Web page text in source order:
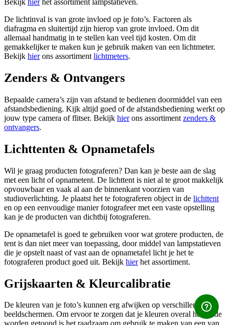
Bekijk hierhet assortiment lampstatieven.
De lichtinval is van grote invloed op je foto’s. Factoren als
diafragma en sluitertijd zijn hierop van grote invloed. Om dit
allemaal handmatig in te stellen kan veel tijd kosten. Om dit
gemakkelijker te maken kun je gebruik maken van een lichtmeter.
Bekijk hierons assortiment lichtmeters.
Zenders & Ontvangers
Bepaalde camera’s zijn van afstand te bedienen doormiddel van een
afstandsbediening. Kijk altijd goed of de afstandsbediening werkt op
jouw type camera of flitser. Bekijk hierons assortiment zenders &
ontvangers.
Lichttenten & Opnametafels
Wil je graag producten fotograferen? Dan kan je beste aan de slag
met een licht of opnametent. De lichttent is niet al te groot makkelijk
opvouwbaar en vaak al aan de binnenkant voorzien van
studioverlichting. Je plaatst het te fotograferen object in de lichttent
en op een eenvoudige manier fotografeer met een vaste opstelling
kan je de producten van dichtbij fotograferen.
De opnametafel is goed te gebruiken voor wat grotere producten, de
tent is dan niet meer van toepassing, door middel van lampstatieven
die je opstelt naast of vast aan de opnametafel licht je het te
fotograferen product goed uit. Bekijk hierhet assortiment.
Grijskaarten & Kleurcalibratie
De kleuren van je foto’s kunnen erg afwijken op verschillende
beeldschermen. Om ervoor te zorgen dat je kleuren overal hetzelfde